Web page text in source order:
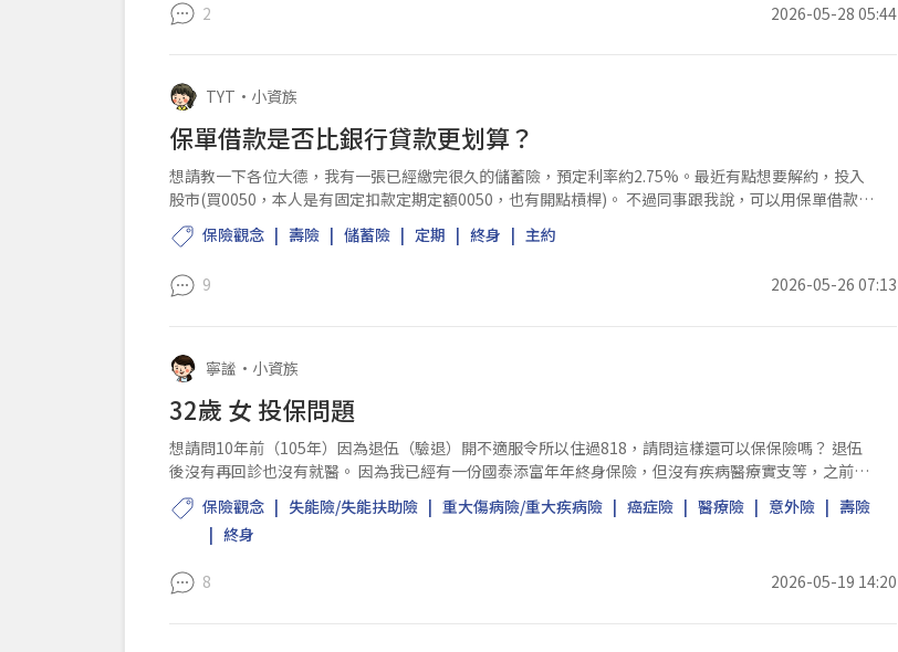
2 2026-05-28 05:44
TYT • 小資族
保單借款是否比銀行貸款更划算？
想請教一下各位大德，我有一張已經繳完很久的儲蓄險，預定利率約2.75%。最近有點想要解約，投入
股市(買0050，本人是有固定扣款定期定額0050，也有開點槓桿)。 不過同事跟我說，可以用保單借款方
式，說保單借款利率...
保險觀念 壽險 儲蓄險 定期 終身 主約
9 2026-05-26 07:13
寧謐 • 小資族
32歲 女 投保問題
想請問10年前（105年）因為退伍（驗退）開不適服令所以住過818，請問這樣還可以保保險嗎？ 退伍
後沒有再回診也沒有就醫。 因為我已經有一份國泰添富年年終身保險，但沒有疾病醫療實支等，之前業
務員退伍後第5年跟第1...
保險觀念 失能險/失能扶助險 重大傷病險/重大疾病險 癌症險 醫療險 意外險
壽險
終身
8 2026-05-19 14:20